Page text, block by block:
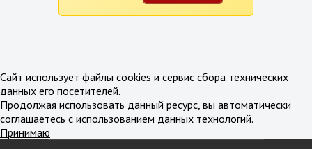
В избранное В сравнение
Сайт использует файлы cookies и сервис сбора технических
данных его посетителей.
Продолжая использовать данный ресурс, вы автоматически
соглашаетесь с использованием данных технологий.
Принимаю